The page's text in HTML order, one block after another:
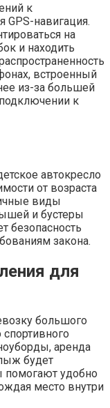
к
GPS-навигация.
на
и находить
встроенный
из-за большей
к
автокресло
от возраста
виды
и бустеры
безопасность
закона.
для
большого
аренда
будет
помогают удобно
место внутри